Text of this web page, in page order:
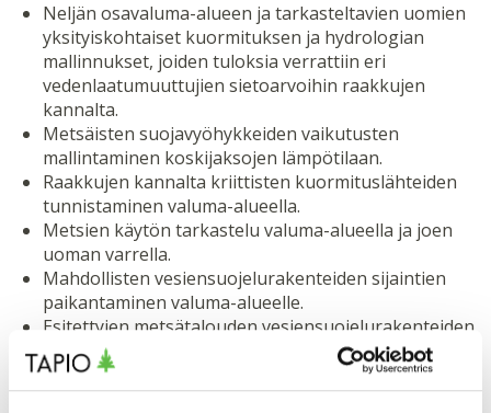
Neljän osavaluma-alueen ja tarkasteltavien uomien
yksityiskohtaiset kuormituksen ja hydrologian
mallinnukset, joiden tuloksia verrattiin eri
vedenlaatumuuttujien sietoarvoihin raakkujen
kannalta.
Metsäisten suojavyöhykkeiden vaikutusten
mallintaminen koskijaksojen lämpötilaan.
Raakkujen kannalta kriittisten kuormituslähteiden
tunnistaminen valuma-alueella.
Metsien käytön tarkastelu valuma-alueella ja joen
uoman varrella.
Mahdollisten vesiensuojelurakenteiden sijaintien
paikantaminen valuma-alueelle.
Esitettyjen metsätalouden vesiensuojelurakenteiden
vaikutusten arviointi ja priorisointi.
Metsänhoidon suosituksiin, raakkuohjeistuksiin ja
uusimpaan tutkimustietoon pohjautuvat